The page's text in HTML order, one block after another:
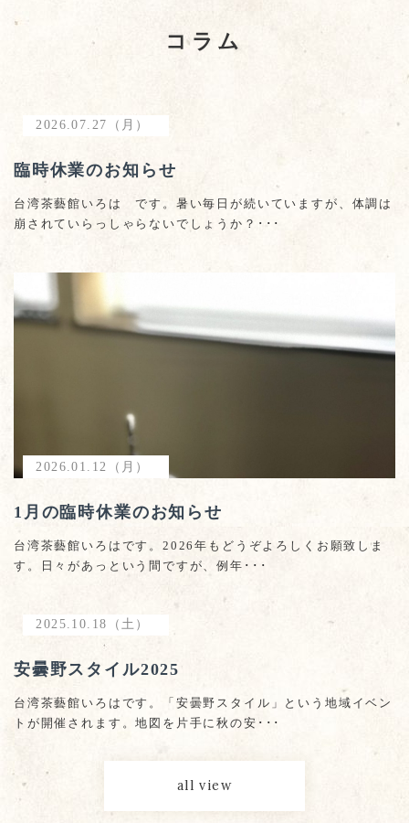
コラム
2026.07.27（月）
臨時休業のお知らせ
台湾茶藝館いろは です。暑い毎日が続いていますが、体調は
崩されていらっしゃらないでしょうか？･･･
2026.01.12（月）
1月の臨時休業のお知らせ
台湾茶藝館いろはです。2026年もどうぞよろしくお願致しま
す。日々があっという間ですが、例年･･･
2025.10.18（土）
安曇野スタイル2025
台湾茶藝館いろはです。「安曇野スタイル」という地域イベン
トが開催されます。地図を片手に秋の安･･･
all view